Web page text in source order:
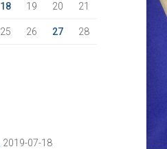
18 19 20 21
25 26 27 28
2019-07-18